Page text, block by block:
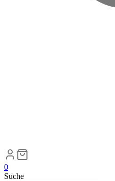
0
Suche